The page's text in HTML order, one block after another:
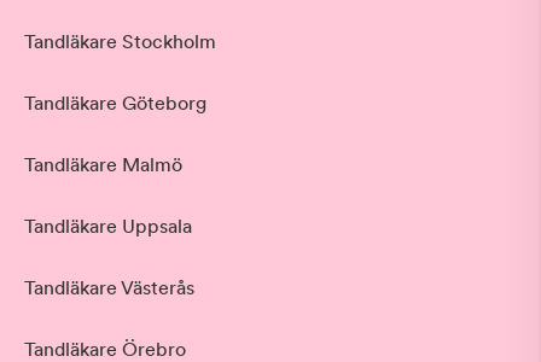
Tandläkare Stockholm
Tandläkare Göteborg
Tandläkare Malmö
Tandläkare Uppsala
Tandläkare Västerås
Tandläkare Örebro